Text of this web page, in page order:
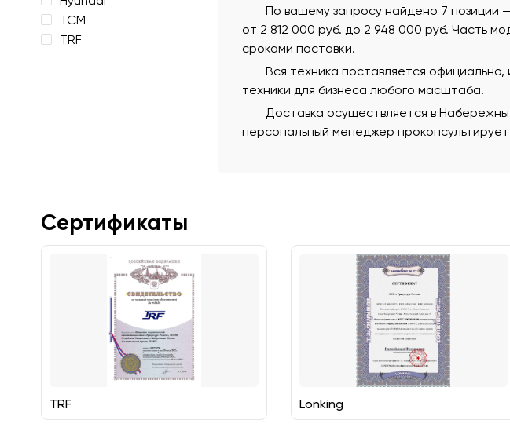
TCM
TRF
По вашему запросу найдено 7 позиции
от 2 812 000 руб. до 2 948 000 руб. Часть
сроками поставки.
Вся техника поставляется
техники для бизнеса любого масштаба.
Доставка осуществляется в
персональный менеджер
Сертификаты
TRF Lonking